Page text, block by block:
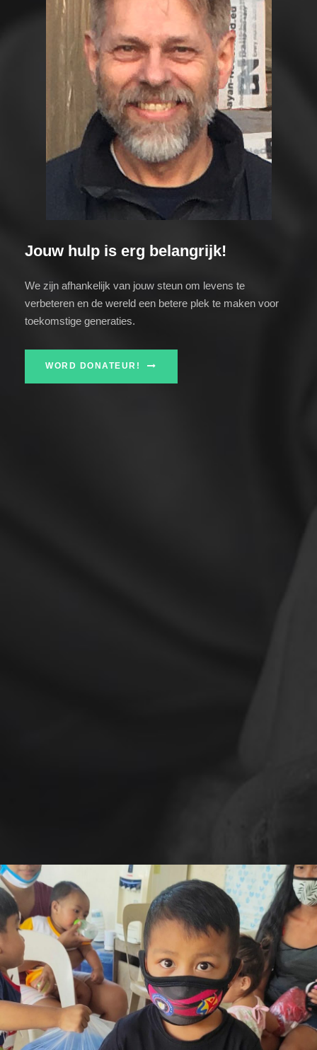
Jouw hulp is erg belangrijk!
We zijn afhankelijk van jouw steun om levens te
verbeteren en de wereld een betere plek te maken voor
toekomstige generaties.
WORD DONATEUR!